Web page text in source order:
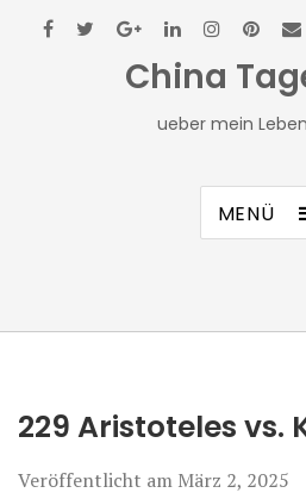
China
ueber mein
MENÜ
229 Aristoteles vs.
Veröffentlicht am März 2, 2025